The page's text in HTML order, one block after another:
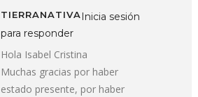
TIERRANATIVA Inicia sesión
para responder
Hola Isabel Cristina
Muchas gracias por haber
estado presente, por haber